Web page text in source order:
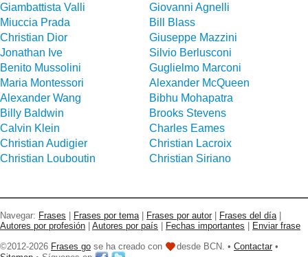
Giambattista Valli
Giovanni Agnelli
Miuccia Prada
Bill Blass
Christian Dior
Giuseppe Mazzini
Jonathan Ive
Silvio Berlusconi
Benito Mussolini
Guglielmo Marconi
Maria Montessori
Alexander McQueen
Alexander Wang
Bibhu Mohapatra
Billy Baldwin
Brooks Stevens
Calvin Klein
Charles Eames
Christian Audigier
Christian Lacroix
Christian Louboutin
Christian Siriano
Navegar: Frases Frases por tema Frases por autor Frases del día
Autores por profesión
Autores por país Fechas importantes
Enviar frase
©2012-2026 Frases go se ha creado con desde BCN. • Contactar •